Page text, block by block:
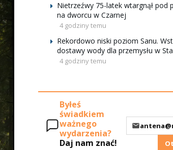
Nietrzeźwy 75-latek wtargnął pod
na dworcu w Czarnej
4 godziny temu
Rekordowo niski poziom Sanu.
dostawy wody dla przemysłu w
4 godziny temu
Byłeś
świadkiem
ważnego
wydarzenia?
Daj nam znać!